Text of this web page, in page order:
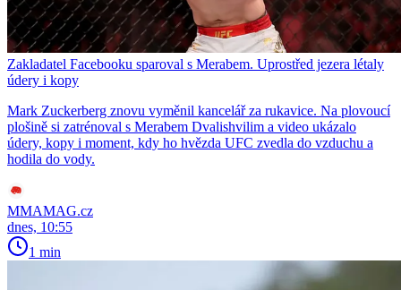
Zakladatel Facebooku sparoval s Merabem. Uprostřed jezera létaly
údery i kopy
Mark Zuckerberg znovu vyměnil kancelář za rukavice. Na plovoucí
plošině si zatrénoval s Merabem Dvalishvilim a video ukázalo
údery, kopy i moment, kdy ho hvězda UFC zvedla do vzduchu a
hodila do vody.
MMAMAG.cz
dnes, 10:55
1 min